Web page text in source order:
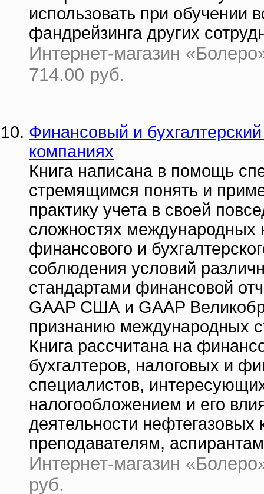
использовать при
фандрейзинга других
Интернет-магазин
714.00 руб.
Финансовый и
компаниях
Книга написана в помощь
стремящимся понять и
практику учета в своей
сложностях международных
финансового и
соблюдения условий
стандартами финансовой
GAAP США и GAAP
признанию международных
Книга рассчитана на
бухгалтеров, налоговых и
специалистов,
налогообложением и его
деятельности
преподавателям,
Интернет-магазин
руб.